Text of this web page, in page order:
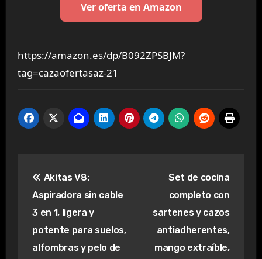
Ver oferta en Amazon
https://amazon.es/dp/B092ZPSBJM?
tag=cazaofertasaz-21
de
entradas
Akitas V8:
Aspiradora sin cable
3 en 1, ligera y
potente para suelos,
alfombras y pelo de
Set de cocina
completo con
sartenes y cazos
antiadherentes,
mango extraíble,